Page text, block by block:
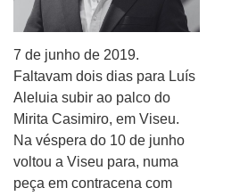
7 de junho de 2019.
Faltavam dois dias para Luís
Aleluia subir ao palco do
Mirita Casimiro, em Viseu.
Na véspera do 10 de junho
voltou a Viseu para, numa
peça em contracena com